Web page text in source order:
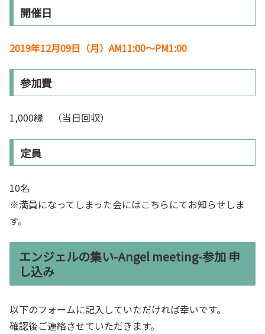
開催日
2019年12月09日（月）AM11:00～PM1:00
参加費
1,000縁 （当日回収）
定員
10名
※満員になってしまった会にはこちらにてお知らせしま
す。
エンジェルの集い-Angel meeting-参加 申
し込み
以下のフォームに記入していただければ幸いです。
確認後ご連絡させていただきます。